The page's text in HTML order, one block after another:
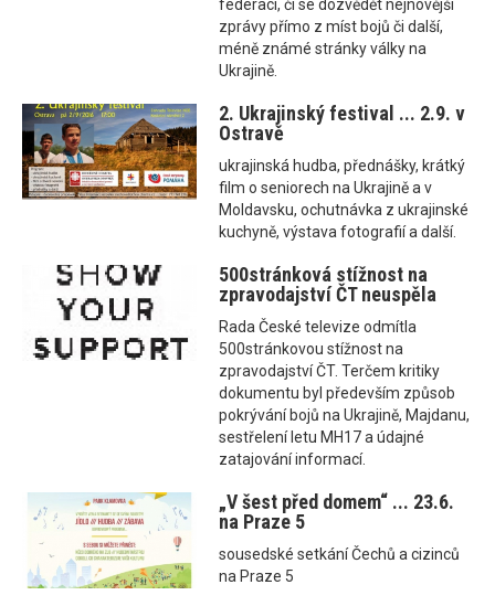
federaci, či se dozvědět nejnovější
zprávy přímo z míst bojů či další,
méně známé stránky války na
Ukrajině.
2. Ukrajinský festival ... 2.9. v
Ostravě
ukrajinská hudba, přednášky, krátký
film o seniorech na Ukrajině a v
Moldavsku, ochutnávka z ukrajinské
kuchyně, výstava fotografií a další.
500stránková stížnost na
zpravodajství ČT neuspěla
Rada České televize odmítla
500stránkovou stížnost na
zpravodajství ČT. Terčem kritiky
dokumentu byl především způsob
pokrývání bojů na Ukrajině, Majdanu,
sestřelení letu MH17 a údajné
zatajování informací.
„V šest před domem“ ... 23.6.
na Praze 5
sousedské setkání Čechů a cizinců
na Praze 5